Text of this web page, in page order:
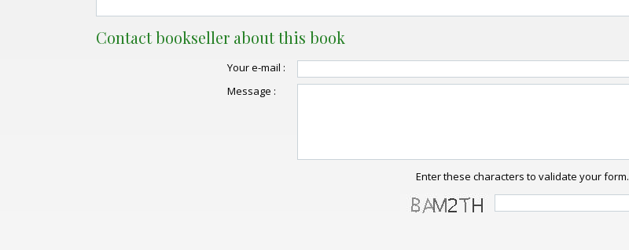
Contact bookseller about this book
Your e-mail :
Message :
Enter these characters to validate your form.